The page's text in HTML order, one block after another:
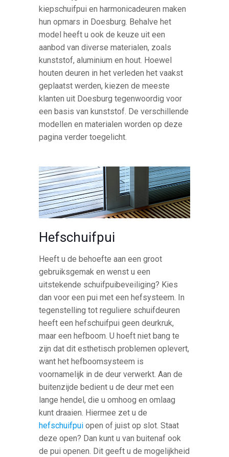
kiepschuifpui en harmonicadeuren maken
hun opmars in Doesburg. Behalve het
model heeft u ook de keuze uit een
aanbod van diverse materialen, zoals
kunststof, aluminium en hout. Hoewel
houten deuren in het verleden het vaakst
geplaatst werden, kiezen de meeste
klanten uit Doesburg tegenwoordig voor
een basis van kunststof. De verschillende
modellen en materialen worden op deze
pagina verder toegelicht.
Hefschuifpui
Heeft u de behoefte aan een groot
gebruiksgemak en wenst u een
uitstekende schuifpuibeveiliging? Kies
dan voor een pui met een hefsysteem. In
tegenstelling tot reguliere schuifdeuren
heeft een hefschuifpui geen deurkruk,
maar een hefboom. U hoeft niet bang te
zijn dat dit esthetisch problemen oplevert,
want het hefboomsysteem is
voornamelijk in de deur verwerkt. Aan de
buitenzijde bedient u de deur met een
lange hendel, die u omhoog en omlaag
kunt draaien. Hiermee zet u de
hefschuifpui open of juist op slot. Staat
deze open? Dan kunt u van buitenaf ook
de pui openen. Dit geeft u de mogelijkheid